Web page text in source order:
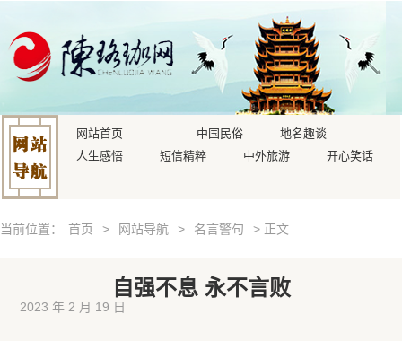
网站首页 中国民俗
地名趣谈
人生感悟
短信精粹 中外旅游 开心笑话
当前位置： 首页 > 网站导航 > 名言警句 > 正文
自强不息 永不言败
2023 年 2 月 19 日